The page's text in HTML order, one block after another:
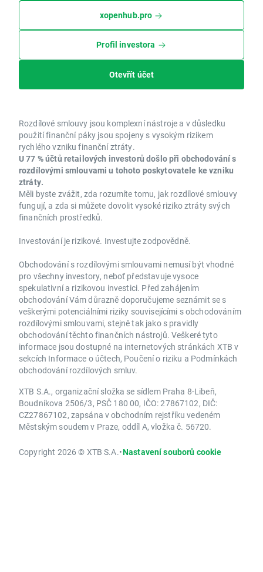
xopenhub.pro
Profil investora
Otevřít účet
Rozdílové smlouvy jsou komplexní nástroje a v důsledku
použití finanční páky jsou spojeny s vysokým rizikem
rychlého vzniku finanční ztráty.
U 77 % účtů retailových investorů došlo při obchodování s
rozdílovými smlouvami u tohoto poskytovatele ke vzniku
ztráty.
Měli byste zvážit, zda rozumíte tomu, jak rozdílové smlouvy
fungují, a zda si můžete dovolit vysoké riziko ztráty svých
finančních prostředků.
Investování je rizikové. Investujte zodpovědně.
Obchodování s rozdílovými smlouvami nemusí být vhodné
pro všechny investory, neboť představuje vysoce
spekulativní a rizikovou investici. Před zahájením
obchodování Vám důrazně doporučujeme seznámit se s
veškerými potenciálními riziky souvisejícími s obchodováním
rozdílovými smlouvami, stejně tak jako s pravidly
obchodování těchto finančních nástrojů. Veškeré tyto
informace jsou dostupné na internetových stránkách XTB v
sekcích Informace o účtech, Poučení o riziku a Podmínkách
obchodování rozdílových smluv.
XTB S.A., organizační složka se sídlem Praha 8-Libeň,
Boudníkova 2506/3, PSČ 180 00, IČO: 27867102, DIČ:
CZ27867102, zapsána v obchodním rejstříku vedeném
Městským soudem v Praze, oddíl A, vložka č. 56720.
Copyright 2026 © XTB S.A.•Nastavení souborů cookie